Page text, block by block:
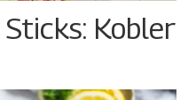
Kobler